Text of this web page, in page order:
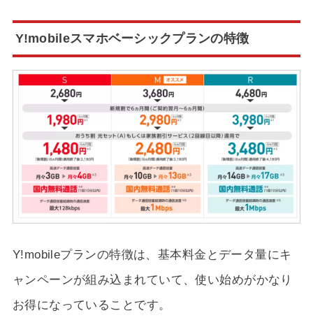
Y!mobileスマホベーシックプランの特徴
Y!mobileプランの特徴は、基本料金とデータ量にキ
ャンペーンが組み込まれていて、使い始めがかなり
お得になっていることです。